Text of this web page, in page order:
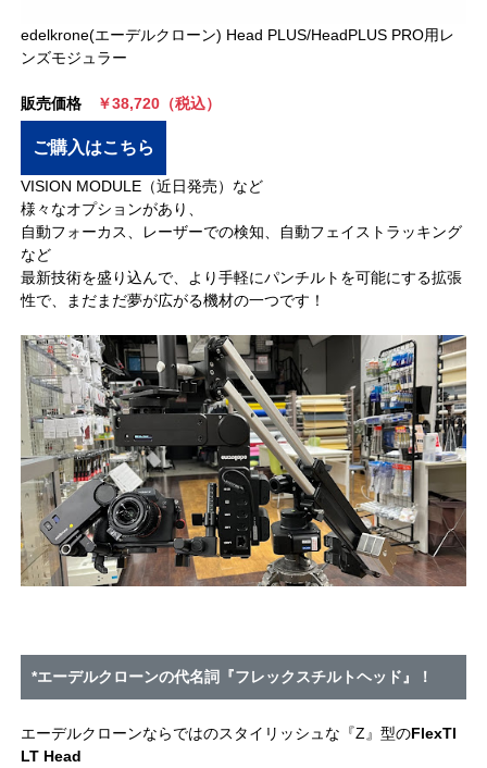
edelkrone(エーデルクローン) Head PLUS/HeadPLUS PRO用レ
ンズモジュラー
販売価格 ￥38,720（税込）
ご購入はこちら
VISION MODULE（近日発売）など
様々なオプションがあり、
自動フォーカス、レーザーでの検知、自動フェイストラッキング
など
最新技術を盛り込んで、より手軽にパンチルトを可能にする拡張
性で、まだまだ夢が広がる機材の一つです！
*エーデルクローンの代名詞『フレックスチルトヘッド』！
エーデルクローンならではのスタイリッシュな『Z』型のFlexTI
LT Head